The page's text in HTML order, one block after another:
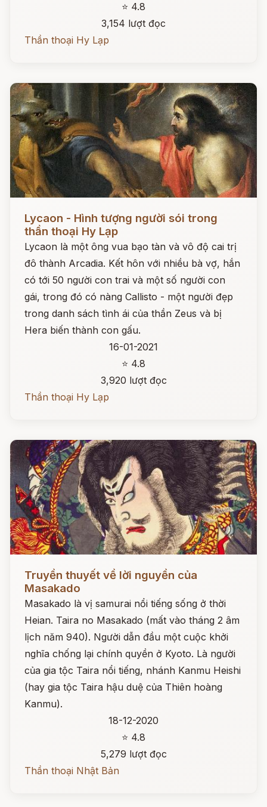
⭐ 4.8
3,154 lượt đọc
Thần thoại Hy Lạp
Lycaon - Hình tượng người sói trong
thần thoại Hy Lạp
Lycaon là một ông vua bạo tàn và vô độ cai trị
đô thành Arcadia. Kết hôn với nhiều bà vợ, hắn
có tới 50 người con trai và một số người con
gái, trong đó có nàng Callisto - một người đẹp
trong danh sách tình ái của thần Zeus và bị
Hera biến thành con gấu.
16-01-2021
⭐ 4.8
3,920 lượt đọc
Thần thoại Hy Lạp
Đọc ngay
Truyền thuyết về lời nguyền của
Masakado
Masakado là vị samurai nổi tiếng sống ở thời
Heian. Taira no Masakado (mất vào tháng 2 âm
lịch năm 940). Người dẫn đầu một cuộc khởi
nghĩa chống lại chính quyền ở Kyoto. Là người
của gia tộc Taira nổi tiếng, nhánh Kanmu Heishi
(hay gia tộc Taira hậu duệ của Thiên hoàng
Kanmu).
18-12-2020
⭐ 4.8
5,279 lượt đọc
Thần thoại Nhật Bản